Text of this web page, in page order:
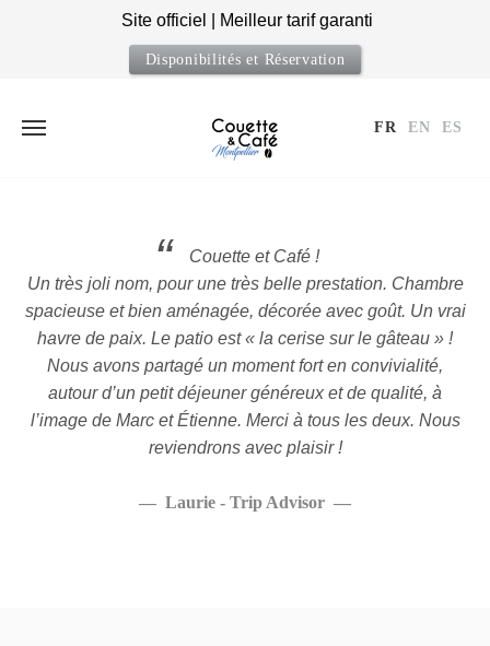
FR EN ES
Couette et Café !
Un très joli nom, pour une très belle prestation. Chambre
spacieuse et bien aménagée, décorée avec goût. Un vrai
havre de paix. Le patio est « la cerise sur le gâteau » !
Nous avons partagé un moment fort en convivialité,
autour d’un petit déjeuner généreux et de qualité, à
l’image de Marc et Étienne. Merci à tous les deux. Nous
reviendrons avec plaisir !
Laurie - Trip Advisor
Site officiel | Meilleur tarif garanti
Disponibilités et Réservation